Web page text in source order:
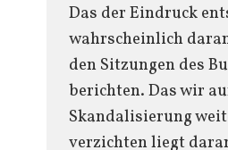
Das der Eindruck
wahrscheinlich
den Sitzungen des
berichten. Das wir
Skandalisierung
verzichten liegt